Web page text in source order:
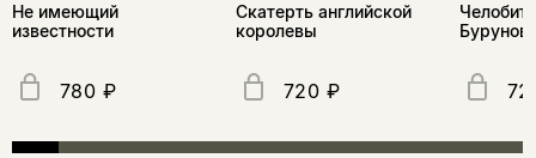
Не имеющий
известности
780 ₽
Скатерть английской
королевы
720 ₽